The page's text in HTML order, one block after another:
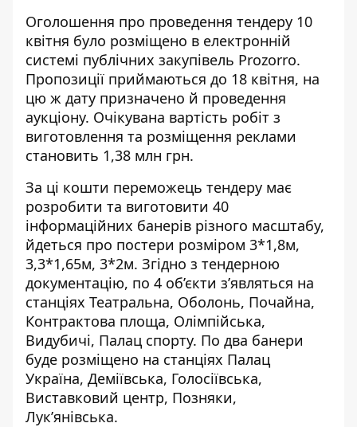
Оголошення про проведення тендеру 10
квітня було розміщено в електронній
системі публічних закупівель Prozorro.
Пропозиції приймаються до 18 квітня, на
цю ж дату призначено й проведення
аукціону. Очікувана вартість робіт з
виготовлення та розміщення реклами
становить 1,38 млн грн.
За ці кошти переможець тендеру має
розробити та виготовити 40
інформаційних банерів різного масштабу,
йдеться про постери розміром 3*1,8м,
3,3*1,65м, 3*2м. Згідно з тендерною
документацію, по 4 об’єкти з’являться на
станціях Театральна, Оболонь, Почайна,
Контрактова площа, Олімпійська,
Видубичі, Палац спорту. По два банери
буде розміщено на станціях Палац
Україна, Деміївська, Голосіївська,
Виставковий центр, Позняки,
Лук’янівська.